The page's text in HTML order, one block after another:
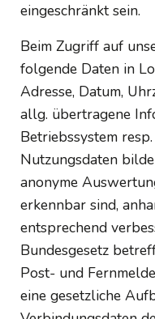
eingeschränkt sein.
Beim Zugriff auf
folgende Daten in
Adresse, Datum,
allg. übertragene
Betriebssystem
Nutzungsdaten
anonyme
erkennbar sind,
entsprechend
Bundesgesetz
Post- und
eine gesetzliche